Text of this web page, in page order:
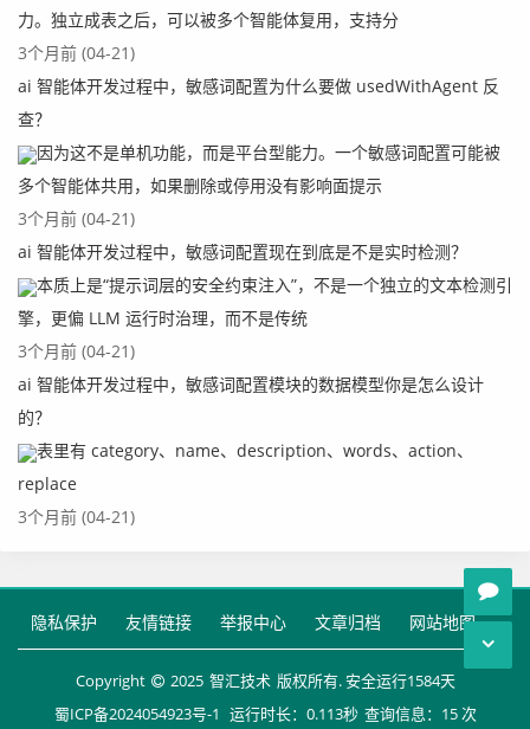
力。独立成表之后，可以被多个智能体复用，支持分
3个月前 (04-21)
ai 智能体开发过程中，敏感词配置为什么要做 usedWithAgent 反
查？
因为这不是单机功能，而是平台型能力。一个敏感词配置可能被
多个智能体共用，如果删除或停用没有影响面提示
3个月前 (04-21)
ai 智能体开发过程中，敏感词配置现在到底是不是实时检测？
本质上是“提示词层的安全约束注入”，不是一个独立的文本检测引
擎，更偏 LLM 运行时治理，而不是传统
3个月前 (04-21)
ai 智能体开发过程中，敏感词配置模块的数据模型你是怎么设计
的？
表里有 category、name、description、words、action、
replace
3个月前 (04-21)
隐私保护 友情链接 举报中心 文章归档 网站地图
Copyright 2025 智汇技术 版权所有. 安全运行1584天
蜀ICP备2024054923号-1 运行时长：0.113秒 查询信息：15 次